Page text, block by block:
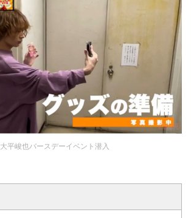
大平峻也バースデーイベント潜入